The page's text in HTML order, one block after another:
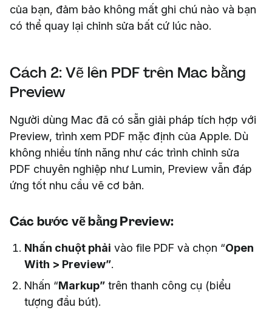
của bạn, đảm bảo không mất ghi chú nào và bạn
có thể quay lại chỉnh sửa bất cứ lúc nào.
Cách 2: Vẽ lên PDF trên Mac bằng
Preview
Người dùng Mac đã có sẵn giải pháp tích hợp với
Preview, trình xem PDF mặc định của Apple. Dù
không nhiều tính năng như các trình chỉnh sửa
PDF chuyên nghiệp như Lumin, Preview vẫn đáp
ứng tốt nhu cầu vẽ cơ bản.
Các bước vẽ bằng Preview:
Nhấn chuột phải vào file PDF và chọn “Open
With > Preview”.
Nhấn “Markup” trên thanh công cụ (biểu
tượng đầu bút).